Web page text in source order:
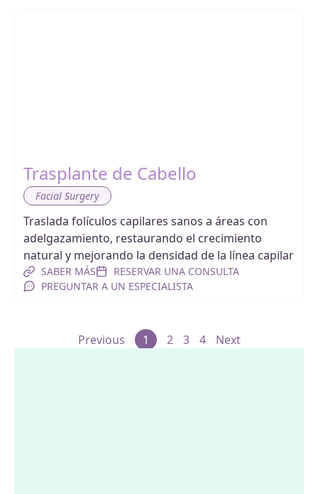
Trasplante de Cabello
Facial Surgery
Traslada folículos capilares sanos a áreas con
adelgazamiento, restaurando el crecimiento
natural y mejorando la densidad de la línea capilar
SABER MÁS
RESERVAR UNA CONSULTA
PREGUNTAR A UN ESPECIALISTA
Previous 1 2 3 4 Next